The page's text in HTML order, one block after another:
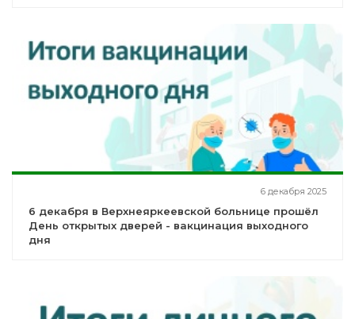
6 декабря 2025
6 декабря в Верхнеяркеевской больнице прошёл
День открытых дверей - вакцинация выходного
дня